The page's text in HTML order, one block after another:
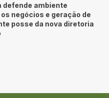
defende ambiente
negócios e geração de
posse da nova diretoria